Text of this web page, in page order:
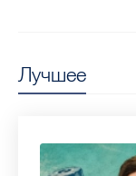
Лучшее